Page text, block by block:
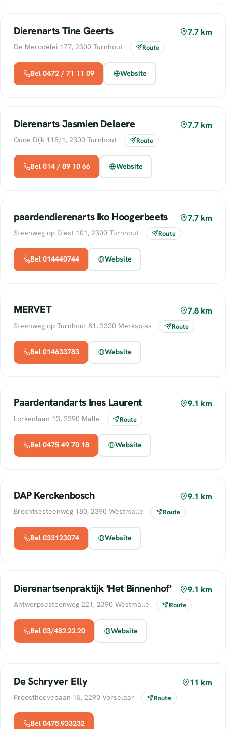
Dierenarts Tine Geerts 7.7 km
De Merodelei 177, 2300 Turnhout Route
Bel 0472 / 71 11 09 Website
Dierenarts Jasmien Delaere 7.7 km
Oude Dijk 118/1, 2300 Turnhout Route
Bel 014 / 89 10 66 Website
paardendierenarts Iko Hoogerbeets 7.7 km
Steenweg op Diest 101, 2300 Turnhout Route
Bel 014440744 Website
MERVET 7.8 km
Steenweg op Turnhout 81, 2330 Merksplas Route
Bel 014633783 Website
Paardentandarts Ines Laurent 9.1 km
Lorkenlaan 13, 2390 Malle Route
Bel 0475 49 70 18 Website
DAP Kerckenbosch 9.1 km
Brechtsesteenweg 180, 2390 Westmalle Route
Bel 033123074 Website
Dierenartsenpraktijk 'Het Binnenhof' 9.1 km
Antwerpsesteenweg 221, 2390 Westmalle Route
Bel 03/482.22.20 Website
De Schryver Elly 11 km
Proosthoevebaan 16, 2290 Vorselaar Route
Bel 0475.933232